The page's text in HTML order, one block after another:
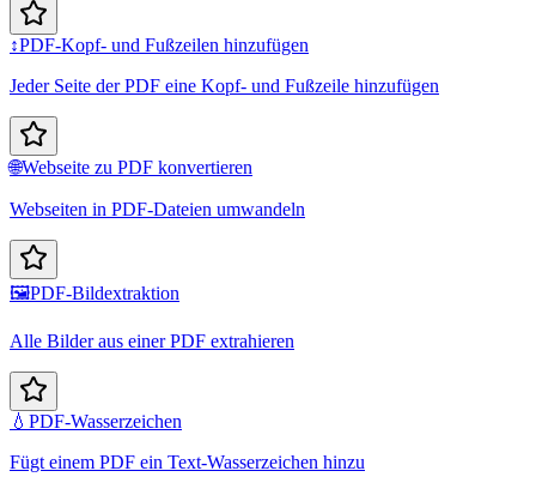
↕️PDF-Kopf- und Fußzeilen hinzufügen
Jeder Seite der PDF eine Kopf- und Fußzeile hinzufügen
🌐Webseite zu PDF konvertieren
Webseiten in PDF-Dateien umwandeln
🖼️PDF-Bildextraktion
Alle Bilder aus einer PDF extrahieren
💧 PDF-Wasserzeichen
Fügt einem PDF ein Text-Wasserzeichen hinzu